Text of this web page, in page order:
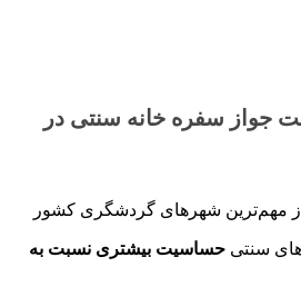
جواز سفره خانه سنتی در
از مهم‌ترین شهرهای گردشگری کشور
سنتی حساسیت بیشتری نسبت به